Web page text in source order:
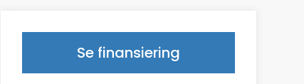
Type SUV
Se finansiering